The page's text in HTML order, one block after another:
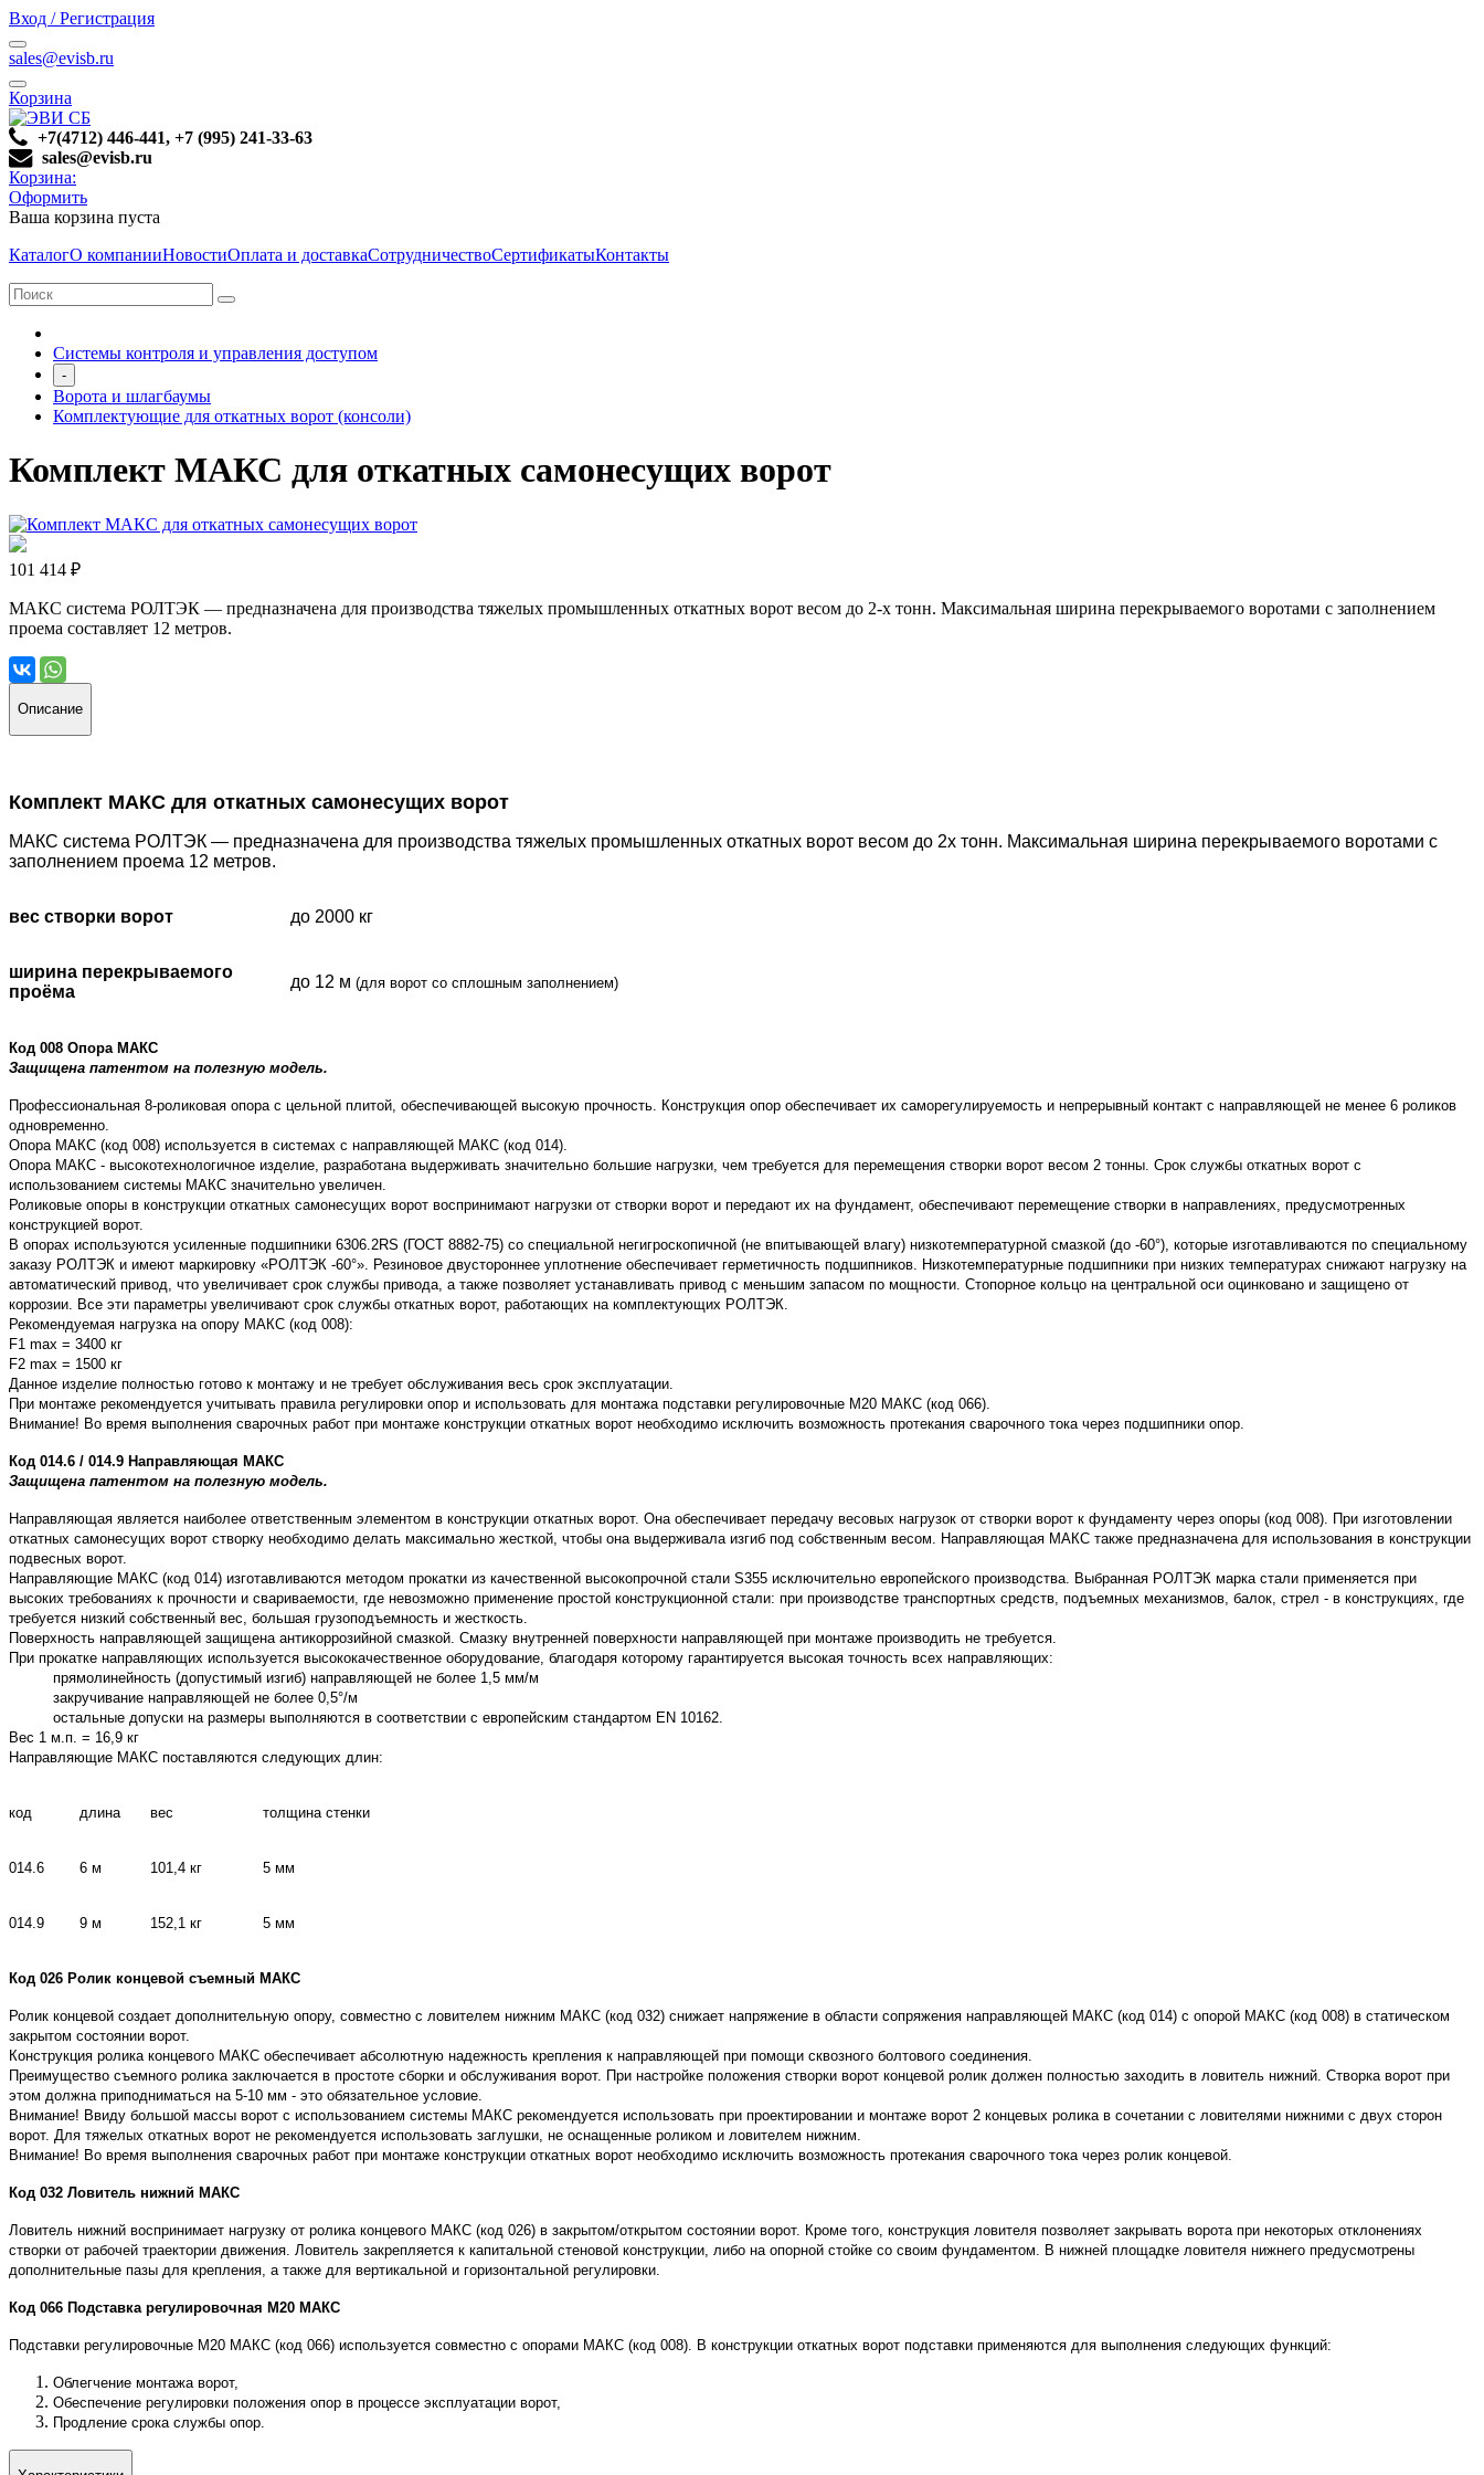
Вход / Регистрация
sales@evisb.ru
Корзина
+7(4712) 446-441, +7 (995) 241-33-63
sales@evisb.ru
Корзина:
Оформить
Ваша корзина пуста
КаталогО компанииНовостиОплата и доставкаСотрудничествоСертификатыКонтакты
Системы контроля и управления доступом
-
Ворота и шлагбаумы
Комплектующие для откатных ворот (консоли)
Комплект МАКС для откатных самонесущих ворот
101 414 ₽
МАКС система РОЛТЭК — предназначена для производства тяжелых промышленных откатных ворот весом до 2-х тонн. Максимальная ширина перекрываемого воротами с заполнением
проема составляет 12 метров.
Описание
Комплект МАКС для откатных самонесущих ворот
МАКС система РОЛТЭК — предназначена для производства тяжелых промышленных откатных ворот весом до 2х тонн. Максимальная ширина перекрываемого воротами с
заполнением проема 12 метров.
вес створки ворот до 2000 кг
ширина перекрываемого
проёма
до 12 м (для ворот со сплошным заполнением)
Код 008 Опора МАКС
Защищена патентом на полезную модель.
Профессиональная 8-роликовая опора с цельной плитой, обеспечивающей высокую прочность. Конструкция опор обеспечивает их саморегулируемость и непрерывный контакт с направляющей не менее 6 роликов
одновременно.
Опора МАКС (код 008) используется в системах с направляющей МАКС (код 014).
Опора МАКС - высокотехнологичное изделие, разработана выдерживать значительно большие нагрузки, чем требуется для перемещения створки ворот весом 2 тонны. Срок службы откатных ворот с
использованием системы МАКС значительно увеличен.
Роликовые опоры в конструкции откатных самонесущих ворот воспринимают нагрузки от створки ворот и передают их на фундамент, обеспечивают перемещение створки в направлениях, предусмотренных
конструкцией ворот.
В опорах используются усиленные подшипники 6306.2RS (ГОСТ 8882-75) со специальной негигроскопичной (не впитывающей влагу) низкотемпературной смазкой (до -60°), которые изготавливаются по специальному
заказу РОЛТЭК и имеют маркировку «РОЛТЭК -60°». Резиновое двустороннее уплотнение обеспечивает герметичность подшипников. Низкотемпературные подшипники при низких температурах снижают нагрузку на
автоматический привод, что увеличивает срок службы привода, а также позволяет устанавливать привод с меньшим запасом по мощности. Стопорное кольцо на центральной оси оцинковано и защищено от
коррозии. Все эти параметры увеличивают срок службы откатных ворот, работающих на комплектующих РОЛТЭК.
Рекомендуемая нагрузка на опору МАКС (код 008):
F1 max = 3400 кг
F2 max = 1500 кг
Данное изделие полностью готово к монтажу и не требует обслуживания весь срок эксплуатации.
При монтаже рекомендуется учитывать правила регулировки опор и использовать для монтажа подставки регулировочные М20 МАКС (код 066).
Внимание! Во время выполнения сварочных работ при монтаже конструкции откатных ворот необходимо исключить возможность протекания сварочного тока через подшипники опор.
Код 014.6 / 014.9 Направляющая МАКС
Защищена патентом на полезную модель.
Направляющая является наиболее ответственным элементом в конструкции откатных ворот. Она обеспечивает передачу весовых нагрузок от створки ворот к фундаменту через опоры (код 008). При изготовлении
откатных самонесущих ворот створку необходимо делать максимально жесткой, чтобы она выдерживала изгиб под собственным весом. Направляющая МАКС также предназначена для использования в конструкции
подвесных ворот.
Направляющие МАКС (код 014) изготавливаются методом прокатки из качественной высокопрочной стали S355 исключительно европейского производства. Выбранная РОЛТЭК марка стали применяется при
высоких требованиях к прочности и свариваемости, где невозможно применение простой конструкционной стали: при производстве транспортных средств, подъемных механизмов, балок, стрел - в конструкциях, где
требуется низкий собственный вес, большая грузоподъемность и жесткость.
Поверхность направляющей защищена антикоррозийной смазкой. Смазку внутренней поверхности направляющей при монтаже производить не требуется.
При прокатке направляющих используется высококачественное оборудование, благодаря которому гарантируется высокая точность всех направляющих:
прямолинейность (допустимый изгиб) направляющей не более 1,5 мм/м
закручивание направляющей не более 0,5°/м
остальные допуски на размеры выполняются в соответствии с европейским стандартом EN 10162.
Вес 1 м.п. = 16,9 кг
Направляющие МАКС поставляются следующих длин:
код длина вес толщина стенки
014.6 6 м 101,4 кг 5 мм
014.9 9 м 152,1 кг 5 мм
Код 026 Ролик концевой съемный МАКС
Ролик концевой создает дополнительную опору, совместно с ловителем нижним МАКС (код 032) снижает напряжение в области сопряжения направляющей МАКС (код 014) с опорой МАКС (код 008) в статическом
закрытом состоянии ворот.
Конструкция ролика концевого МАКС обеспечивает абсолютную надежность крепления к направляющей при помощи сквозного болтового соединения.
Преимущество съемного ролика заключается в простоте сборки и обслуживания ворот. При настройке положения створки ворот концевой ролик должен полностью заходить в ловитель нижний. Створка ворот при
этом должна приподниматься на 5-10 мм - это обязательное условие.
Внимание! Ввиду большой массы ворот с использованием системы МАКС рекомендуется использовать при проектировании и монтаже ворот 2 концевых ролика в сочетании с ловителями нижними с двух сторон
ворот. Для тяжелых откатных ворот не рекомендуется использовать заглушки, не оснащенные роликом и ловителем нижним.
Внимание! Во время выполнения сварочных работ при монтаже конструкции откатных ворот необходимо исключить возможность протекания сварочного тока через ролик концевой.
Код 032 Ловитель нижний МАКС
Ловитель нижний воспринимает нагрузку от ролика концевого МАКС (код 026) в закрытом/открытом состоянии ворот. Кроме того, конструкция ловителя позволяет закрывать ворота при некоторых отклонениях
створки от рабочей траектории движения. Ловитель закрепляется к капитальной стеновой конструкции, либо на опорной стойке со своим фундаментом. В нижней площадке ловителя нижнего предусмотрены
дополнительные пазы для крепления, а также для вертикальной и горизонтальной регулировки.
Код 066 Подставка регулировочная М20 МАКС
Подставки регулировочные М20 МАКС (код 066) используется совместно с опорами МАКС (код 008). В конструкции откатных ворот подставки применяются для выполнения следующих функций:
Облегчение монтажа ворот,
Обеспечение регулировки положения опор в процессе эксплуатации ворот,
Продление срока службы опор.